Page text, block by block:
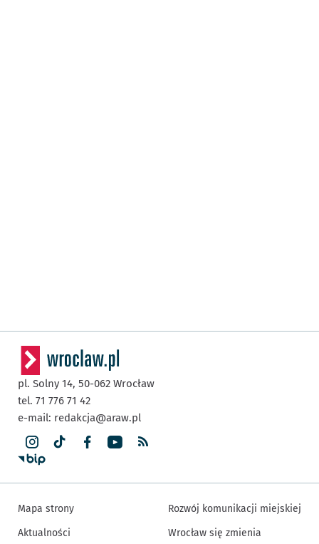
pl. Solny 14, 50-062 Wrocław
tel. 71 776 71 42
e-mail: redakcja@araw.pl
Mapa strony
Aktualności
Rozwój komunikacji miejskiej
Wrocław się zmienia